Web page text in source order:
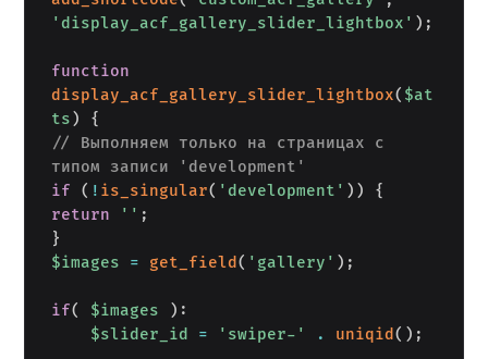
'display_acf_gallery_slider_lightbox' ) ;
function
display_acf_gallery_slider_lightbox( $at
ts )
{
// Выполняем только на страницах с
типом записи 'development'
if
( ! is_singular( 'development' ) )
{
return
'' ;
}
$images
= get_field ( 'gallery' ) ;
if( $images ) :
$slider_id
= 'swiper-' . uniqid ( ) ;